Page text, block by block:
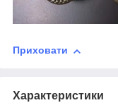
Приховати
Характеристики